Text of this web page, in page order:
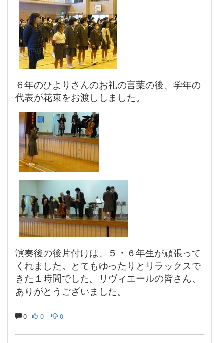
６年のひよりさんのお礼の言葉の後、学年の
代表が花束をお渡ししました。
演奏後の後片付けは、５・６年生が頑張って
くれました。とてもゆったりとリラックスで
きた１時間でした。リヴィエールの皆さん、
ありがとうございました。
0 0 0